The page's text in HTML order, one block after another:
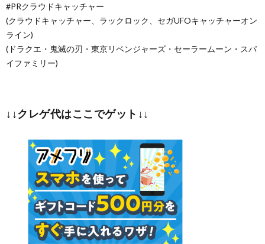
#PRクラウドキャッチャー
(クラウドキャッチャー、ラックロック、セガUFOキャッチャーオン
ライン)
(ドラクエ・鬼滅の刃・東京リベンジャーズ・セーラームーン・スパ
イファミリー)
↓↓クレゲ代はここでゲット↓↓